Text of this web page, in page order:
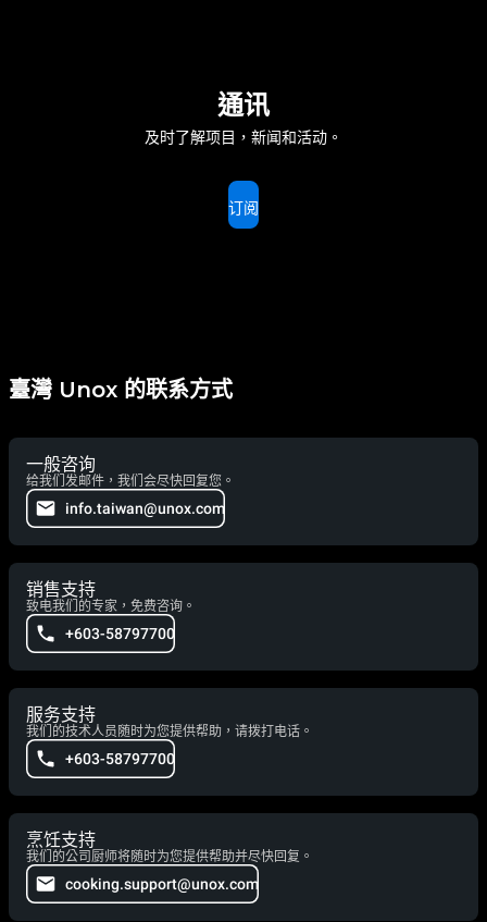
通讯
及时了解项目，新闻和活动。
订阅
臺灣 Unox 的联系方式
一般咨询
给我们发邮件，我们会尽快回复您。
info.taiwan@unox.com
销售支持
致电我们的专家，免费咨询。
+603-58797700
服务支持
我们的技术人员随时为您提供帮助，请拨打电话。
+603-58797700
烹饪支持
我们的公司厨师将随时为您提供帮助并尽快回复。
cooking.support@unox.com